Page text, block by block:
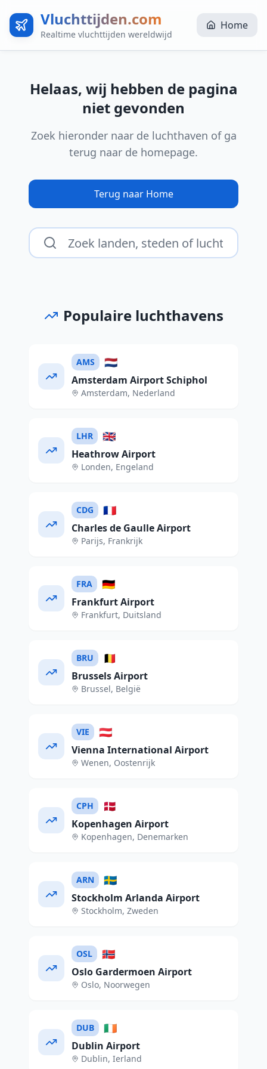
Vluchttijden.com
Realtime vluchttijden wereldwijd
Home
Helaas, wij hebben de pagina
niet gevonden
Zoek hieronder naar de luchthaven of ga
terug naar de homepage.
Terug naar Home
Populaire luchthavens
AMS 🇳🇱
Amsterdam Airport Schiphol
Amsterdam, Nederland
LHR 🇬🇧
Heathrow Airport
Londen, Engeland
CDG 🇫🇷
Charles de Gaulle Airport
Parijs, Frankrijk
FRA 🇩🇪
Frankfurt Airport
Frankfurt, Duitsland
BRU 🇧🇪
Brussels Airport
Brussel, België
VIE 🇦🇹
Vienna International Airport
Wenen, Oostenrijk
CPH 🇩🇰
Kopenhagen Airport
Kopenhagen, Denemarken
ARN 🇸🇪
Stockholm Arlanda Airport
Stockholm, Zweden
OSL 🇳🇴
Oslo Gardermoen Airport
Oslo, Noorwegen
DUB 🇮🇪
Dublin Airport
Dublin, Ierland